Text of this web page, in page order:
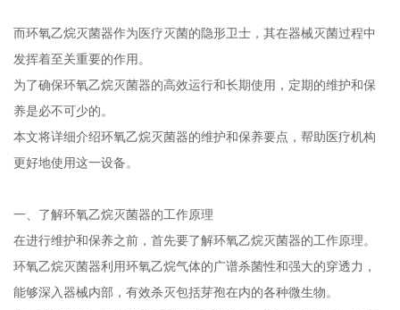
而环氧乙烷灭菌器作为医疗灭菌的隐形卫士，其在器械灭菌过程中
发挥着至关重要的作用。
为了确保环氧乙烷灭菌器的高效运行和长期使用，定期的维护和保
养是必不可少的。
本文将详细介绍环氧乙烷灭菌器的维护和保养要点，帮助医疗机构
更好地使用这一设备。
一、了解环氧乙烷灭菌器的工作原理
在进行维护和保养之前，首先要了解环氧乙烷灭菌器的工作原理。
环氧乙烷灭菌器利用环氧乙烷气体的广谱杀菌性和强大的穿透力，
能够深入器械内部，有效杀灭包括芽孢在内的各种微生物。